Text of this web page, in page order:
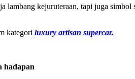
lambang kejuruteraan, tapi juga
kategori luxury artisan supercar.
hadapan